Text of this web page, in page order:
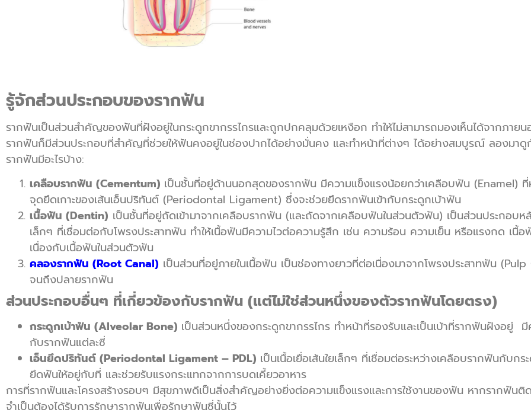
รู้จักส่วนประกอบของรากฟัน
รากฟันเป็นส่วนสำคัญของฟันที่ฝังอยู่ในกระดูกขากรรไกรและถูกปกคลุมด้วยเหงือก ทำให้ไม่สามารถมองเห็นได้จากภาย
รากฟันก็มีส่วนประกอบที่สำคัญที่ช่วยให้ฟันคงอยู่ในช่องปากได้อย่างมั่นคง และทำหน้าที่ต่างๆ ได้อย่างสมบูรณ์ ลองมา
รากฟันมีอะไรบ้าง:
เคลือบรากฟัน (Cementum) เป็นชั้นที่อยู่ด้านนอกสุดของรากฟัน มีความแข็งแรงน้อยกว่าเคลือบฟัน (Enamel)
จุดยึดเกาะของเส้นเอ็นปริทันต์ (Periodontal Ligament) ซึ่งจะช่วยยึดรากฟันเข้ากับกระดูกเบ้าฟัน
เนื้อฟัน (Dentin) เป็นชั้นที่อยู่ถัดเข้ามาจากเคลือบรากฟัน (และถัดจากเคลือบฟันในส่วนตัวฟัน) เป็นส่วนประกอบ
เล็กๆ ที่เชื่อมต่อกับโพรงประสาทฟัน ทำให้เนื้อฟันมีความไวต่อความรู้สึก เช่น ความร้อน ความเย็น หรือแรงกด เนื้
เนื่องกับเนื้อฟันในส่วนตัวฟัน
คลองรากฟัน (Root Canal) เป็นส่วนที่อยู่ภายในเนื้อฟัน เป็นช่องทางยาวที่ต่อเนื่องมาจากโพรงประสาทฟัน
จนถึงปลายรากฟัน
ส่วนประกอบอื่นๆ ที่เกี่ยวข้องกับรากฟัน (แต่ไม่ใช่ส่วนหนึ่งของตัวรากฟันโดยตรง)
กระดูกเบ้าฟัน (Alveolar Bone) เป็นส่วนหนึ่งของกระดูกขากรรไกร ทำหน้าที่รองรับและเป็นเบ้าที่รากฟันฝังอยู่ มี
กับรากฟันแต่ละซี่
เอ็นยึดปริทันต์ (Periodontal Ligament – PDL) เป็นเนื้อเยื่อเส้นใยเล็กๆ ที่เชื่อมต่อระหว่างเคลือบรากฟันกับก
ยึดฟันให้อยู่กับที่ และช่วยรับแรงกระแทกจากการบดเคี้ยวอาหาร
การที่รากฟันและโครงสร้างรอบๆ มีสุขภาพดีเป็นสิ่งสำคัญอย่างยิ่งต่อความแข็งแรงและการใช้งานของฟัน หากรากฟันติ
จำเป็นต้องได้รับการรักษารากฟันเพื่อรักษาฟันซี่นั้นไว้